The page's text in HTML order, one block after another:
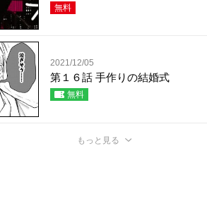
無料
2021/12/05
第１６話 手作りの結婚式
無料
もっと見る